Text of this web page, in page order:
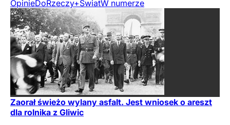
OpinieDoRzeczy+ŚwiatW numerze
Zaorał świeżo wylany asfalt. Jest wniosek o areszt
dla rolnika z Gliwic